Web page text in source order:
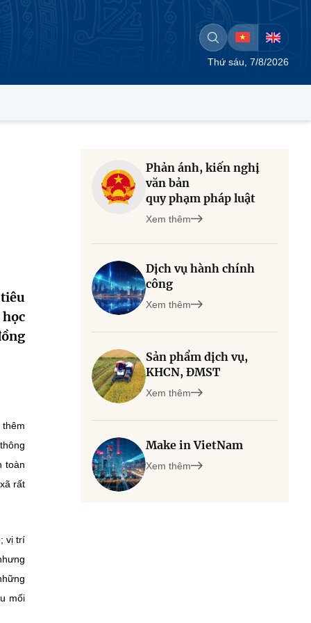
Thứ sáu, 7/8/2026
toàn
rất
vị trí
mối
Phản ánh, kiến nghị
văn bản
quy phạm pháp luật
Xem thêm
Dịch vụ hành chính
công
Xem thêm
Sản phẩm dịch vụ,
KHCN, ĐMST
Xem thêm
Make in VietNam
Xem thêm